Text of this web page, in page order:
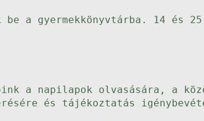
a gyermekkönyvtárba. 14 és
a napilapok olvasására, a
és tájékoztatás